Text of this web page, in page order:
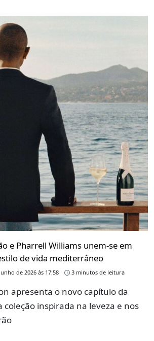
e Pharrell Williams unem-se em
de vida mediterrâneo
de 2026 às 17:58 3 minutos de leitura
apresenta o novo capítulo da
inspirada na leveza e nos